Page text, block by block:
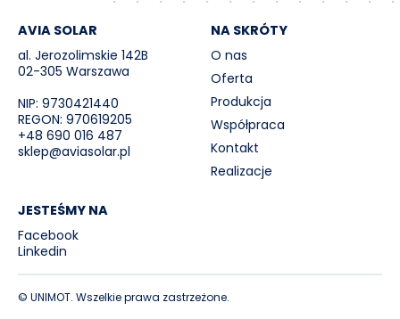
AVIA SOLAR
al. Jerozolimskie 142B
02-305 Warszawa
NIP: 9730421440
REGON: 970619205
+48 690 016 487
sklep@aviasolar.pl
NA SKRÓTY
O nas
Oferta
Produkcja
Współpraca
Kontakt
Realizacje
JESTEŚMY NA
Facebook
Linkedin
© UNIMOT. Wszelkie prawa zastrzeżone.